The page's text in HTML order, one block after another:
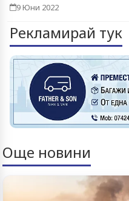
9 Юни 2022
Рекламирай тук
Още новини